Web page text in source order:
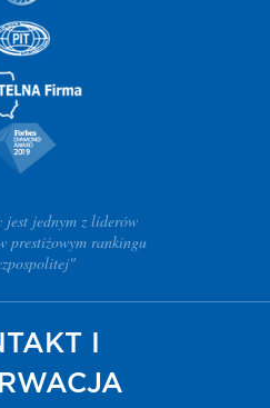
jest jednym z liderów
prestiżowym rankingu
I